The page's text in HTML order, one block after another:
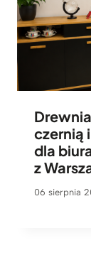
czernią
dla
z
06 sierpnia